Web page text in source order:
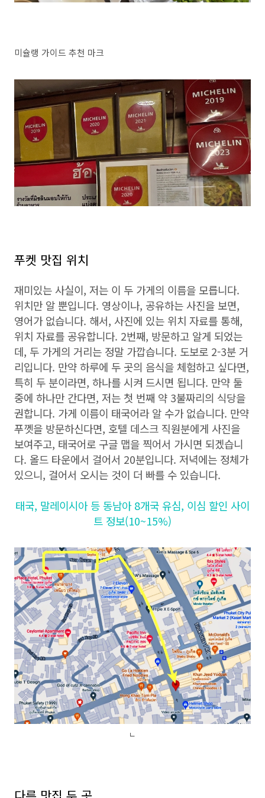
미슐랭 가이드 추천 마크
푸켓 맛집 위치
재미있는 사실이, 저는 이 두 가게의 이름을 모릅니다.
위치만 알 뿐입니다. 영상이나, 공유하는 사진을 보면,
영어가 없습니다. 해서, 사진에 있는 위치 자료를 통해,
위치 자료를 공유합니다. 2번째, 방문하고 알게 되었는
데, 두 가게의 거리는 정말 가깝습니다. 도보로 2-3분 거
리입니다. 만약 하루에 두 곳의 음식을 체험하고 싶다면,
특히 두 분이라면, 하나를 시켜 드시면 됩니다. 만약 둘
중에 하나만 간다면, 저는 첫 번째 약 3불짜리의 식당을
권합니다. 가게 이름이 태국어라 알 수가 없습니다. 만약
푸껫을 방문하신다면, 호텔 데스크 직원분에게 사진을
보여주고, 태국어로 구글 맵을 찍어서 가시면 되겠습니
다. 올드 타운에서 걸어서 20분입니다. 저녁에는 정체가
있으니, 걸어서 오시는 것이 더 빠를 수 있습니다.
태국, 말레이시아 등 동남아 8개국 유심, 이심 할인 사이
트 정보(10~15%)
ㄴ